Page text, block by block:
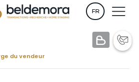
FR
du vendeur